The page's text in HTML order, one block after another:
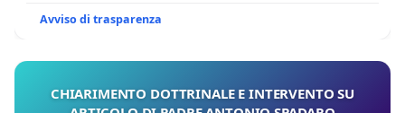
Avviso di trasparenza
CHIARIMENTO DOTTRINALE E INTERVENTO SU